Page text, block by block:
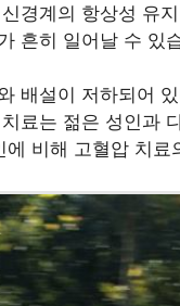
경계의 항상성 유
흔히 일어날 수 있
배설이 저하되어
료는 젊은 성인과
에 비해 고혈압 치